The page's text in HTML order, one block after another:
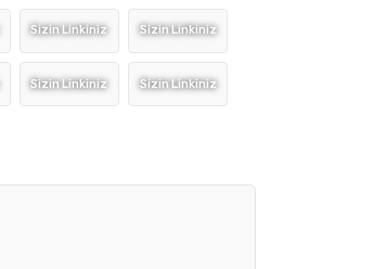
Sizin Linkiniz
Sizin Linkiniz
Sizin Linkiniz
Sizin Linkiniz